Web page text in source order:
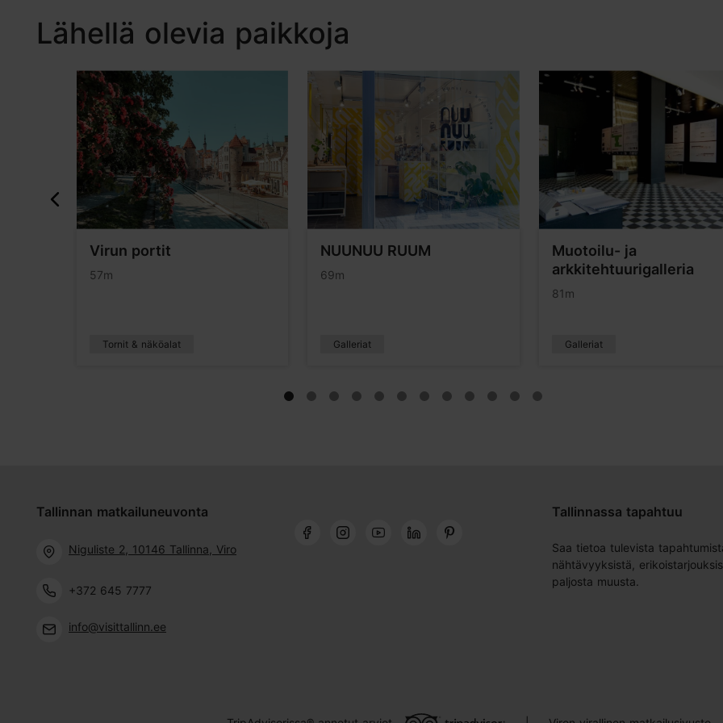
Lähellä olevia paikkoja
Virun portit
57m
Tornit & näköalat
NUUNUU RUUM
69m
Galleriat
Muotoilu- ja
arkkitehtuurigalleria
81m
Galleriat
Tallinnan matkailuneuvonta
Niguliste 2, 10146 Tallinna, Viro
+372 645 7777
info@visittallinn.ee
Tallinnassa tapahtuu
Saa tietoa tulevista
nähtävyyksistä,
paljosta muusta.